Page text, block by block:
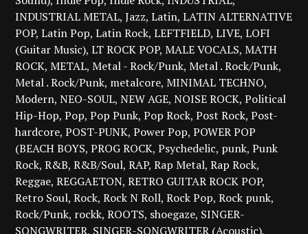
INDUSTRIAL METAL Jazz Latin LATIN ALTERNATIVE
POP Latin Pop Latin Rock LEFTFIELD LIVE LOFI
(Guitar Music) LT ROCK POP MALE VOCALS MATH
ROCK METAL Metal - Rock/Punk Metal . Rock/Punk
Metal . Rock/Punk metalcore MINIMAL TECHNO
Modern NEO-SOUL NEW AGE NOISE ROCK Political
Hip-Hop Pop Pop Punk Pop Rock Post Rock Post-
hardcore POST-PUNK Power Pop POWER POP
(BEACH BOYS PROG ROCK Psychedelic punk Punk
Rock R&B R&B/Soul RAP Rap Metal Rap Rock
Reggae REGGAETON RETRO GUITAR ROCK POP
Retro Soul Rock Rock N Roll Rock Pop Rock punk
Rock/Punk rockk ROOTS shoegaze SINGER-
SONGWRITER SINGER-SONGWRITER (Acoustic)